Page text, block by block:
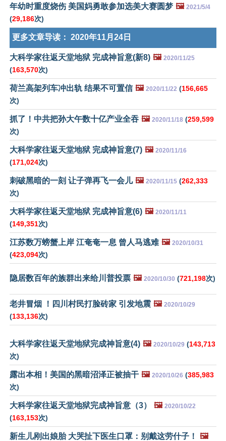
年幼时重度烧伤 美国妈勇敢参加选美大赛圆梦 🖼️ 2021/5/4
(29,186次)
更多文章导读： 2020年11月24日
大科学家往返天堂地狱 完成神旨意(新8) 🖼️ 2020/11/25
(163,570次)
荷兰高架列车冲出轨 结果不可置信 🖼️ 2020/11/22 (156,665
次)
抓了！中共把孙大午数十亿产业全吞 🖼️ 2020/11/18 (259,599
次)
大科学家往返天堂地狱 完成神旨意(7) 🖼️ 2020/11/16
(171,024次)
刺破黑暗的一刻 让子弹再飞一会儿 🖼️ 2020/11/15 (262,333
次)
大科学家往返天堂地狱 完成神旨意(6) 🖼️ 2020/11/11
(149,351次)
江苏数万螃蟹上岸 江奄奄一息 曾人马逃难 🖼️ 2020/10/31
(423,094次)
隐居数百年的族群出来给川普投票 🖼️ 2020/10/30 (721,198次)
老井冒烟 ！四川村民打脸砖家 引发地震 🖼️ 2020/10/29
(133,136次)
大科学家往返天堂地狱完成神旨意(4) 🖼️ 2020/10/29 (143,713
次)
露出本相！美国的黑暗沼泽正被抽干 🖼️ 2020/10/26 (385,983
次)
大科学家往返天堂地狱完成神旨意（3） 🖼️ 2020/10/22
(163,153次)
新生儿刚出娘胎 大哭扯下医生口罩：别戴这劳什子！ 🖼️